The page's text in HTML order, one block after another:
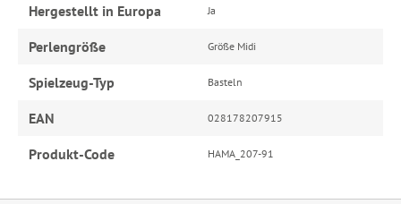
Hergestellt in Europa Ja
Perlengröße Größe Midi
Spielzeug-Typ Basteln
EAN 028178207915
Produkt-Code HAMA_207-91